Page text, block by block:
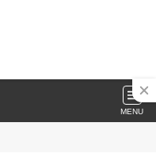
MENU